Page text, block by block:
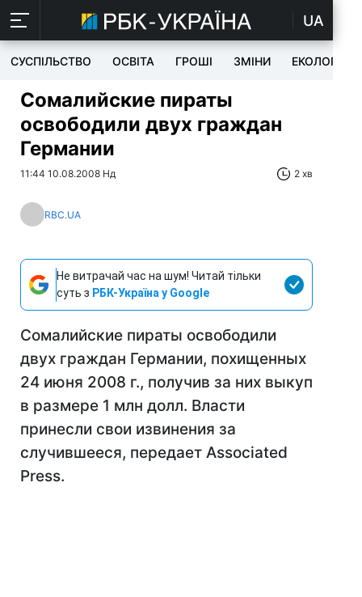
UA
СУСПІЛЬСТВО ОСВІТА ГРОШІ ЗМІНИ ЕКОЛОГІЯ
Сомалийские пираты
освободили двух граждан
Германии
11:44 10.08.2008 Нд 2 хв
RBC.UA
Не витрачай час на шум! Читай тільки
суть з РБК-Україна у Google
Сомалийские пираты освободили
двух граждан Германии, похищенных
24 июня 2008 г., получив за них выкуп
в размере 1 млн долл. Власти
принесли свои извинения за
случившееся, передает Associated
Press.